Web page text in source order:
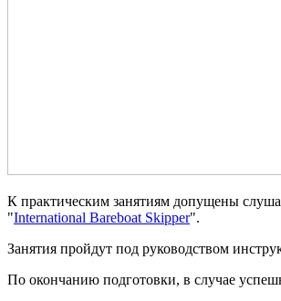
К практическим занятиям допущены
"International Bareboat Skipper".
Занятия пройдут под руководством
По окончанию подготовки, в случае